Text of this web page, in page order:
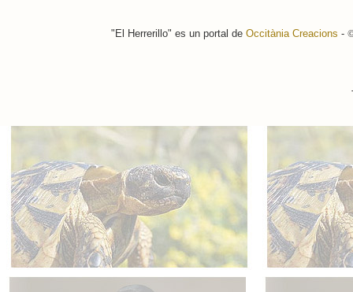
"El Herrerillo" es un portal de Occitània Creacions -